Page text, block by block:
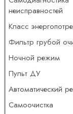
неисправностей
Класс
Фильтр грубой
Ночной режим
Пульт ДУ
Автоматический
Самоочистка